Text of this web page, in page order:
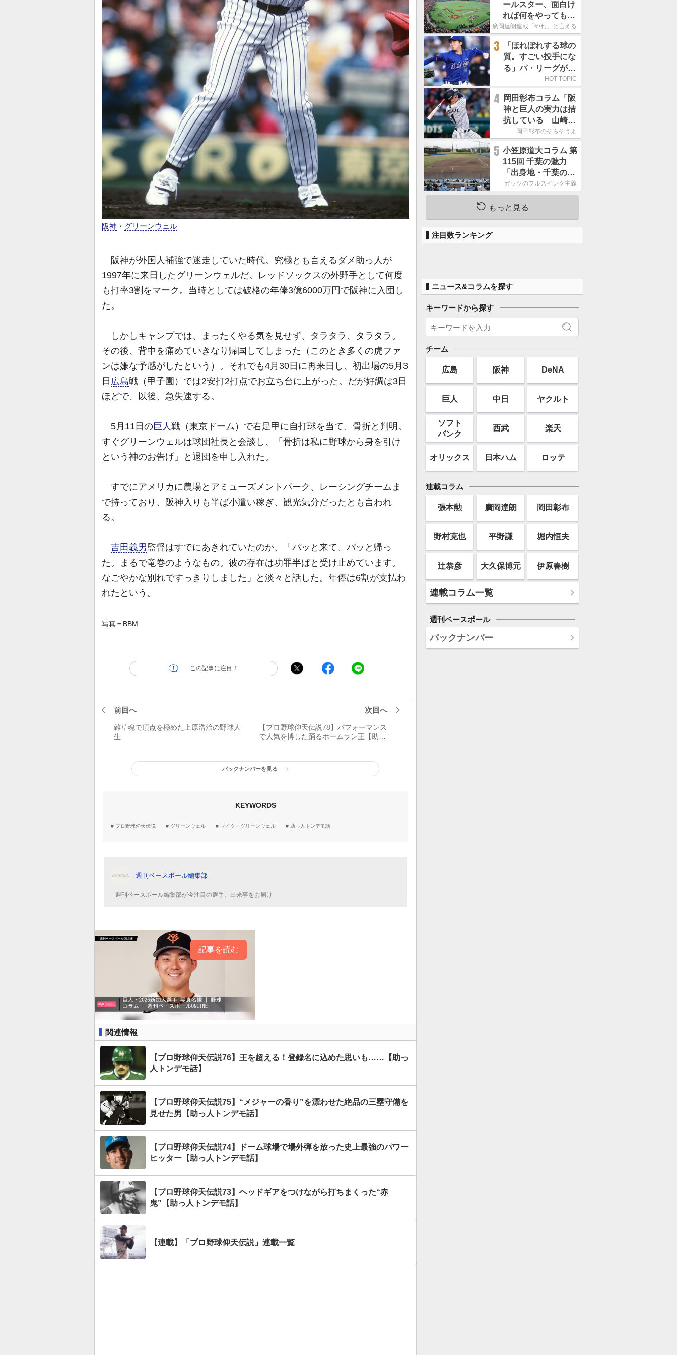
阪神 ・ グリーンウェル
阪神が外国人補強で迷走していた時代。究極とも言えるダメ助っ人が
1997年に来日したグリーンウェルだ。レッドソックスの外野手として何度
も打率3割をマーク。当時としては破格の年俸3億6000万円で阪神に入団し
た。
しかしキャンプでは、まったくやる気を見せず、タラタラ、タラタラ。
その後、背中を痛めていきなり帰国してしまった（このとき多くの虎ファ
ンは嫌な予感がしたという）。それでも4月30日に再来日し、初出場の5月3
日 広島戦（甲子園）では2安打2打点でお立ち台に上がった。だが好調は3日
ほどで、以後、急失速する。
5月11日の巨人 戦（東京ドーム）で右足甲に自打球を当て、骨折と判明。
すぐグリーンウェルは球団社長と会談し、「骨折は私に野球から身を引け
という神のお告げ」と退団を申し入れた。
すでにアメリカに農場とアミューズメントパーク、レーシングチームま
で持っており、阪神入りも半ば小遣い稼ぎ、観光気分だったとも言われ
る。
吉田義男監督はすでにあきれていたのか、「パッと来て、パッと帰っ
た。まるで竜巻のようなもの。彼の存在は功罪半ばと受け止めています。
なごやかな別れですっきりしました」と淡々と話した。年俸は6割が支払わ
れたという。
写真＝BBM
この記事に注目！
前回へ
雑草魂で頂点を極めた上原浩治の野球人
生
次回へ
【プロ野球仰天伝説78】パフォーマンス
で人気を博した踊るホームラン王【助っ
バックナンバーを見る
KEYWORDS
プロ野球仰天伝説 グリーンウェル マイク・グリーンウェル 助っ人トンデモ話
週刊ベースボール編集部
週刊ベースボール編集部が今注目の選手、出来事をお届け
記事を読む
関連情報
【プロ野球仰天伝説76】王を超える！登録名に込めた思いも……【助っ
人トンデモ話】
【プロ野球仰天伝説75】“メジャーの香り”を漂わせた絶品の三塁守備を
見せた男【助っ人トンデモ話】
【プロ野球仰天伝説74】ドーム球場で場外弾を放った史上最強のパワー
ヒッター【助っ人トンデモ話】
【プロ野球仰天伝説73】ヘッドギアをつけながら打ちまくった“赤
鬼”【助っ人トンデモ話】
【連載】「プロ野球仰天伝説」連載一覧
ールスター、面白け
れば何をやってもい
いという発想は大間
廣岡達朗連載「やれ」と言える信念
3
「ほれぼれする球の
質。すごい投手にな
る」パ・リーグが驚
いた「中日の左腕」
HOT TOPIC
4
岡田彰布コラム「阪
神と巨人の実力は拮
抗している 山崎、
小笠原の存在は大き
岡田彰布のそらそうよ
5 小笠原道大コラム 第
115回 千葉の魅力
「出身地・千葉の話
の続き。昔から野球
熱の高い土地柄で
す」
ガッツのフルスイング主義
もっと見る
注目数ランキング
ニュース&コラムを探す
キーワードから探す
チーム
広島 阪神 DeNA
巨人 中日 ヤクルト
ソフト
バンク
西武 楽天
オリックス 日本ハム ロッテ
連載コラム
張本勲 廣岡達朗 岡田彰布
野村克也 平野謙 堀内恒夫
辻恭彦 大久保博元 伊原春樹
連載コラム一覧
週刊ベースボール
バックナンバー